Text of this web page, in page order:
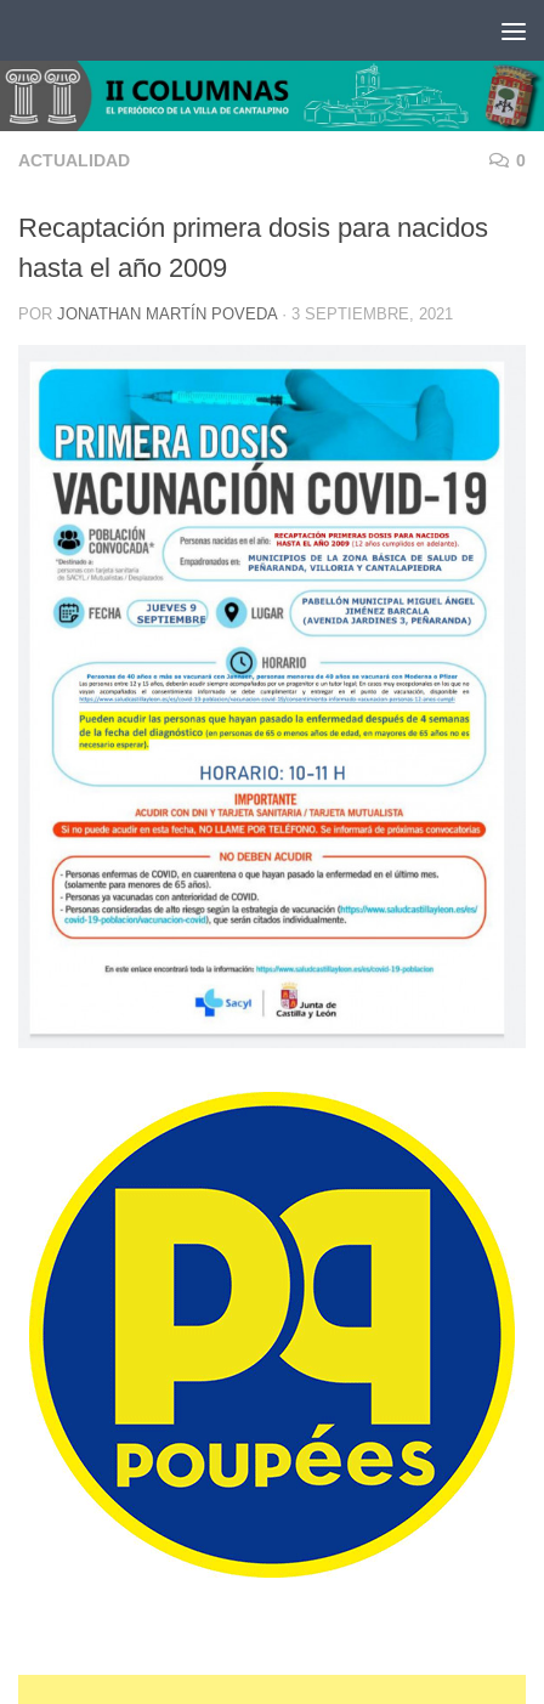
ACTUALIDAD 0
Recaptación primera dosis para nacidos
hasta el año 2009
POR JONATHAN MARTÍN POVEDA · 3 SEPTIEMBRE, 2021